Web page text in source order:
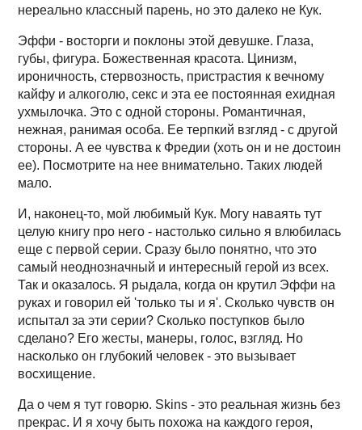
нереально классный парень, но это далеко не Кук.
Эффи - восторги и поклоны этой девушке. Глаза,
губы, фигура. Божественная красота. Цинизм,
ироничность, стервозность, пристрастия к вечному
кайфу и алкоголю, секс и эта ее постоянная ехидная
ухмылочка. Это с одной стороны. Романтичная,
нежная, ранимая особа. Ее терпкий взгляд - с другой
стороны. А ее чувства к Фредии (хоть он и не достоин
ее). Посмотрите на нее внимательно. Таких людей
мало.
И, наконец-то, мой любимый Кук. Могу наваять тут
целую книгу про него - настолько сильно я влюбилась
еще с первой серии. Сразу было понятно, что это
самый неоднозначный и интересный герой из всех.
Так и оказалось. Я рыдала, когда он крутил Эффи на
руках и говорил ей 'только ты и я'. Сколько чувств он
испытал за эти серии? Сколько поступков было
сделано? Его жесты, манеры, голос, взгляд. Но
насколько он глубокий человек - это вызывает
восхищение.
Да о чем я тут говорю. Skins - это реальная жизнь без
прекрас. И я хочу быть похожа на каждого героя,